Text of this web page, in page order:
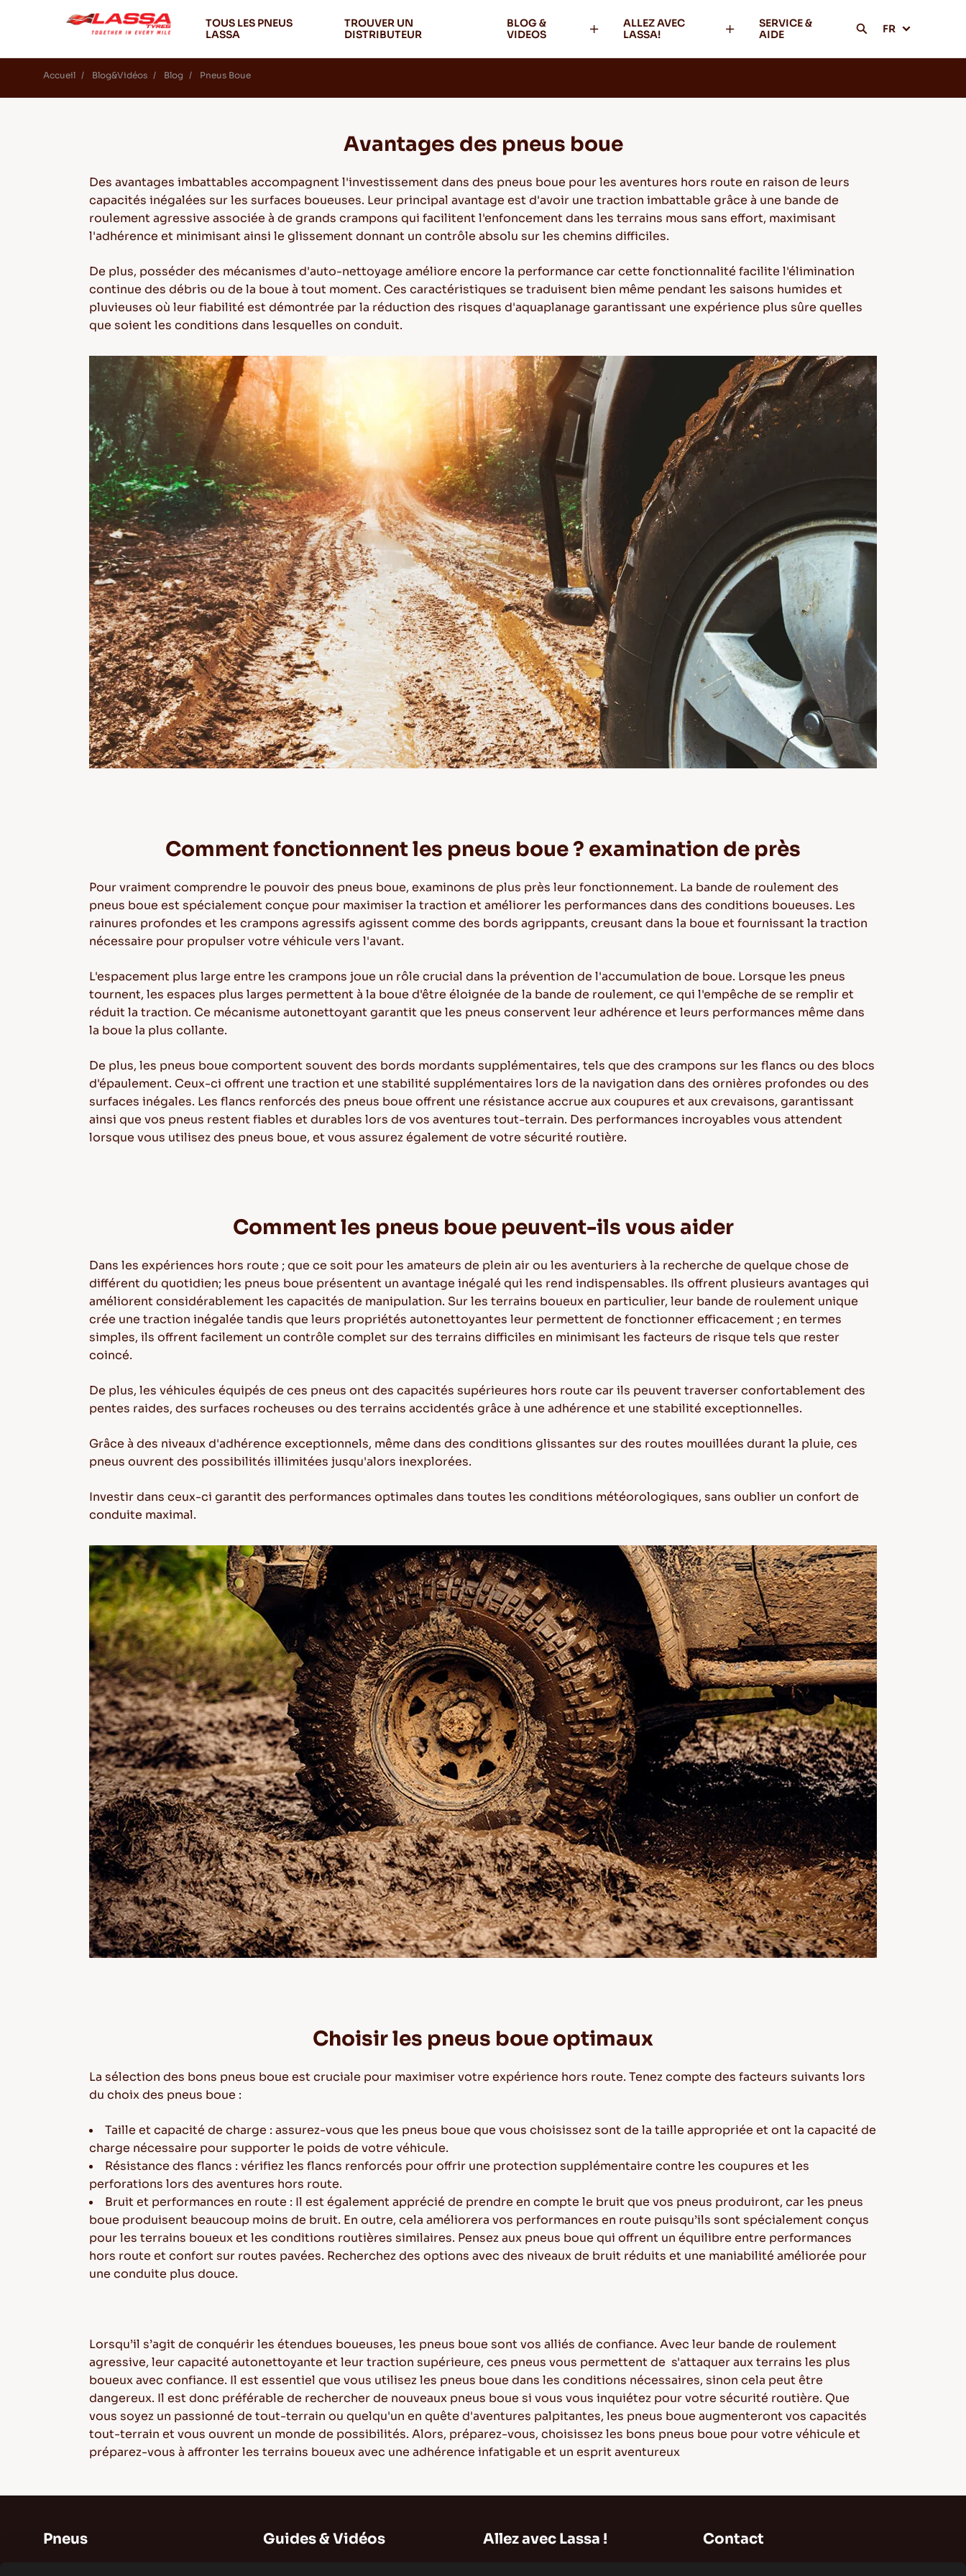
TOUS LES PNEUS
LASSA
TROUVER UN
DISTRIBUTEUR
BLOG &
VIDEOS
ALLEZ AVEC
LASSA!
SERVICE &
AIDE
FR
Accueil Blog&Vidéos Blog Pneus Boue
Avantages des pneus boue
Des avantages imbattables accompagnent l'investissement dans des pneus boue pour les aventures hors route en raison de leurs
capacités inégalées sur les surfaces boueuses. Leur principal avantage est d'avoir une traction imbattable grâce à une bande de
roulement agressive associée à de grands crampons qui facilitent l'enfoncement dans les terrains mous sans effort, maximisant
l'adhérence et minimisant ainsi le glissement donnant un contrôle absolu sur les chemins difficiles.
De plus, posséder des mécanismes d'auto-nettoyage améliore encore la performance car cette fonctionnalité facilite l'élimination
continue des débris ou de la boue à tout moment. Ces caractéristiques se traduisent bien même pendant les saisons humides et
pluvieuses où leur fiabilité est démontrée par la réduction des risques d'aquaplanage garantissant une expérience plus sûre quelles
que soient les conditions dans lesquelles on conduit.
Comment fonctionnent les pneus boue ? examination de près
Pour vraiment comprendre le pouvoir des pneus boue, examinons de plus près leur fonctionnement. La bande de roulement des
pneus boue est spécialement conçue pour maximiser la traction et améliorer les performances dans des conditions boueuses. Les
rainures profondes et les crampons agressifs agissent comme des bords agrippants, creusant dans la boue et fournissant la traction
nécessaire pour propulser votre véhicule vers l'avant.
L'espacement plus large entre les crampons joue un rôle crucial dans la prévention de l'accumulation de boue. Lorsque les pneus
tournent, les espaces plus larges permettent à la boue d'être éloignée de la bande de roulement, ce qui l'empêche de se remplir et
réduit la traction. Ce mécanisme autonettoyant garantit que les pneus conservent leur adhérence et leurs performances même dans
la boue la plus collante.
De plus, les pneus boue comportent souvent des bords mordants supplémentaires, tels que des crampons sur les flancs ou des blocs
d'épaulement. Ceux-ci offrent une traction et une stabilité supplémentaires lors de la navigation dans des ornières profondes ou des
surfaces inégales. Les flancs renforcés des pneus boue offrent une résistance accrue aux coupures et aux crevaisons, garantissant
ainsi que vos pneus restent fiables et durables lors de vos aventures tout-terrain. Des performances incroyables vous attendent
lorsque vous utilisez des pneus boue, et vous assurez également de votre sécurité routière.
Comment les pneus boue peuvent-ils vous aider
Dans les expériences hors route ; que ce soit pour les amateurs de plein air ou les aventuriers à la recherche de quelque chose de
différent du quotidien; les pneus boue présentent un avantage inégalé qui les rend indispensables. Ils offrent plusieurs avantages qui
améliorent considérablement les capacités de manipulation. Sur les terrains boueux en particulier, leur bande de roulement unique
crée une traction inégalée tandis que leurs propriétés autonettoyantes leur permettent de fonctionner efficacement ; en termes
simples, ils offrent facilement un contrôle complet sur des terrains difficiles en minimisant les facteurs de risque tels que rester
coincé.
De plus, les véhicules équipés de ces pneus ont des capacités supérieures hors route car ils peuvent traverser confortablement des
pentes raides, des surfaces rocheuses ou des terrains accidentés grâce à une adhérence et une stabilité exceptionnelles.
Grâce à des niveaux d'adhérence exceptionnels, même dans des conditions glissantes sur des routes mouillées durant la pluie, ces
pneus ouvrent des possibilités illimitées jusqu'alors inexplorées.
Investir dans ceux-ci garantit des performances optimales dans toutes les conditions météorologiques, sans oublier un confort de
conduite maximal.
Choisir les pneus boue optimaux
La sélection des bons pneus boue est cruciale pour maximiser votre expérience hors route. Tenez compte des facteurs suivants lors
du choix des pneus boue :
Taille et capacité de charge : assurez-vous que les pneus boue que vous choisissez sont de la taille appropriée et ont la capacité de
charge nécessaire pour supporter le poids de votre véhicule.
Résistance des flancs : vérifiez les flancs renforcés pour offrir une protection supplémentaire contre les coupures et les
perforations lors des aventures hors route.
Bruit et performances en route : Il est également apprécié de prendre en compte le bruit que vos pneus produiront, car les pneus
boue produisent beaucoup moins de bruit. En outre, cela améliorera vos performances en route puisqu’ils sont spécialement conçus
pour les terrains boueux et les conditions routières similaires. Pensez aux pneus boue qui offrent un équilibre entre performances
hors route et confort sur routes pavées. Recherchez des options avec des niveaux de bruit réduits et une maniabilité améliorée pour
une conduite plus douce.
Lorsqu’il s’agit de conquérir les étendues boueuses, les pneus boue sont vos alliés de confiance. Avec leur bande de roulement
agressive, leur capacité autonettoyante et leur traction supérieure, ces pneus vous permettent de s'attaquer aux terrains les plus
boueux avec confiance. Il est essentiel que vous utilisez les pneus boue dans les conditions nécessaires, sinon cela peut être
dangereux. Il est donc préférable de rechercher de nouveaux pneus boue si vous vous inquiétez pour votre sécurité routière. Que
vous soyez un passionné de tout-terrain ou quelqu'un en quête d'aventures palpitantes, les pneus boue augmenteront vos capacités
tout-terrain et vous ouvrent un monde de possibilités. Alors, préparez-vous, choisissez les bons pneus boue pour votre véhicule et
préparez-vous à affronter les terrains boueux avec une adhérence infatigable et un esprit aventureux
Pneus Guides & Vidéos Allez avec Lassa ! Contact